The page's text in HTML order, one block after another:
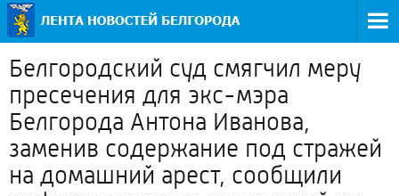
Белгородский суд смягчил меру
пресечения для экс-мэра
Белгорода Антона Иванова,
заменив содержание под стражей
на домашний арест, сообщили